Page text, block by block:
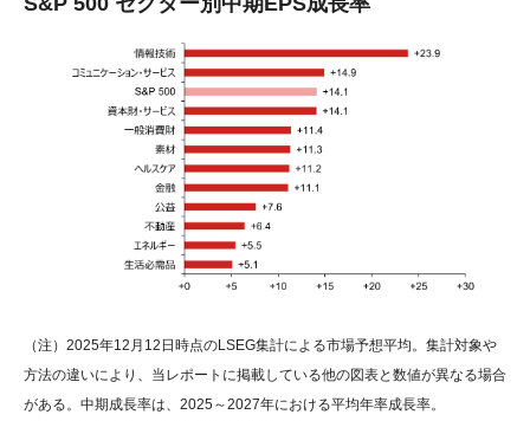
（注）2025年12月12日時点のLSEG集計による市場予想平均。集計対象や
方法の違いにより、当レポートに掲載している他の図表と数値が異なる場合
がある。中期成長率は、2025～2027年における平均年率成長率。